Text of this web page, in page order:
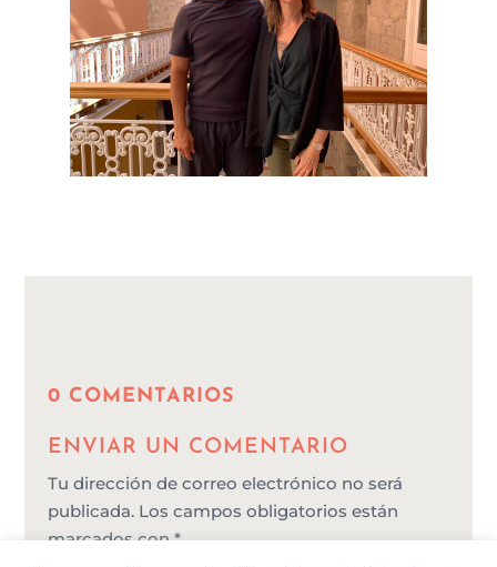
0 COMENTARIOS
ENVIAR UN COMENTARIO
Tu dirección de correo electrónico no será
publicada. Los campos obligatorios están
marcados con*